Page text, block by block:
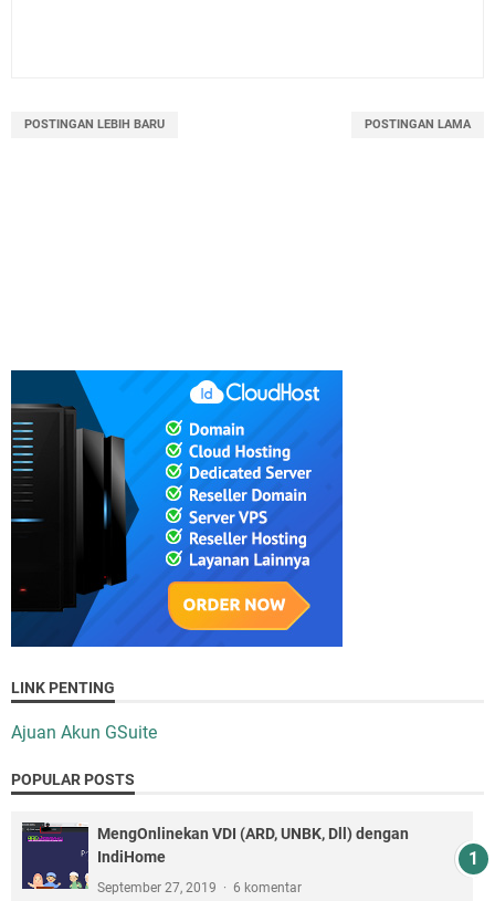
POSTINGAN LEBIH BARU POSTINGAN LAMA
LINK PENTING
Ajuan Akun GSuite
POPULAR POSTS
MengOnlinekan VDI (ARD, UNBK, Dll) dengan
IndiHome
September 27, 2019 6 komentar